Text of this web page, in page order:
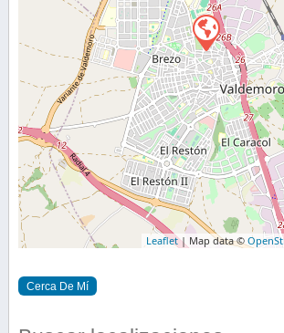
Leaflet| Map data ©
Cerca De Mí